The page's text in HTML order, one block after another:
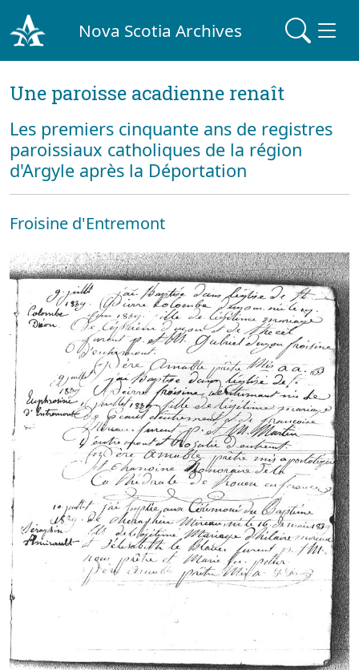
Nova Scotia Archives
Une paroisse acadienne renaît
Les premiers cinquante ans de registres
paroissiaux catholiques de la région
d'Argyle après la Déportation
Froisine d'Entremont